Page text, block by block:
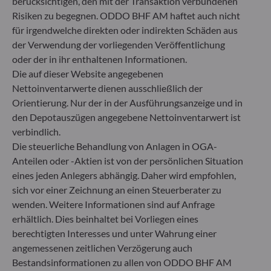
Herzogstraße 15
40217 Düsseldorf
Deutschland
+49 (0) 211 239 24 01
Gallusanlage 8
60329 Frankfurt am Main
Deutschland
+49 (0) 69 920 50 0
Von der Bundesanstalt für Finanzdienstleistungsaufsicht
(„BaFin“) zugelassene und beaufsichtigte
Fondsverwaltungsgesellschaft
Handelsregister : HRB 11971 Amtsgericht Düsseldorf
ODDO BHF Asset Management LUX
6, rue Gabriel Lippmann
L-5365 Munsbach
Luxemburg
Risiken zu begegnen. ODDO BHF AM haftet auch nicht
für irgendwelche direkten oder indirekten Schäden aus
der Verwendung der vorliegenden Veröffentlichung
oder der in ihr enthaltenen Informationen.
Die auf dieser Website angegebenen
Nettoinventarwerte dienen ausschließlich der
Orientierung. Nur der in der Ausführungsanzeige und in
den Depotauszügen angegebene Nettoinventarwert ist
verbindlich.
Die steuerliche Behandlung von Anlagen in OGA-
Anteilen oder -Aktien ist von der persönlichen Situation
eines jeden Anlegers abhängig. Daher wird empfohlen,
sich vor einer Zeichnung an einen Steuerberater zu
wenden. Weitere Informationen sind auf Anfrage
erhältlich. Dies beinhaltet bei Vorliegen eines
berechtigten Interesses und unter Wahrung einer
angemessenen zeitlichen Verzögerung auch
Bestandsinformationen zu allen von ODDO BHF AM